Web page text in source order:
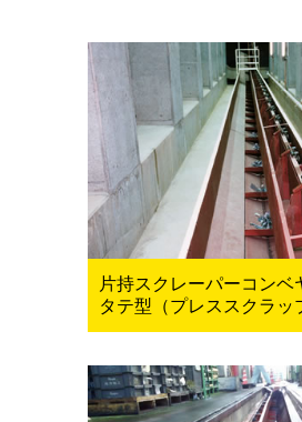
片持スクレーパーコンベ
タテ型（プレススクラッ